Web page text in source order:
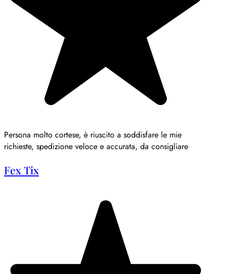
Persona molto cortese, è riuscito a soddisfare le mie
richieste, spedizione veloce e accurata, da consigliare
Fex Tix